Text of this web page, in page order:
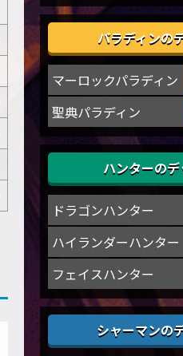
パラディンの
マーロックパラディン
聖典パラディン
ハンターの
ドラゴンハンター
ハイランダーハンター
フェイスハンター
シャーマンの